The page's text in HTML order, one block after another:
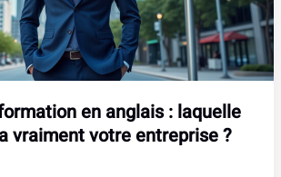
en anglais : laquelle
vraiment votre entreprise ?